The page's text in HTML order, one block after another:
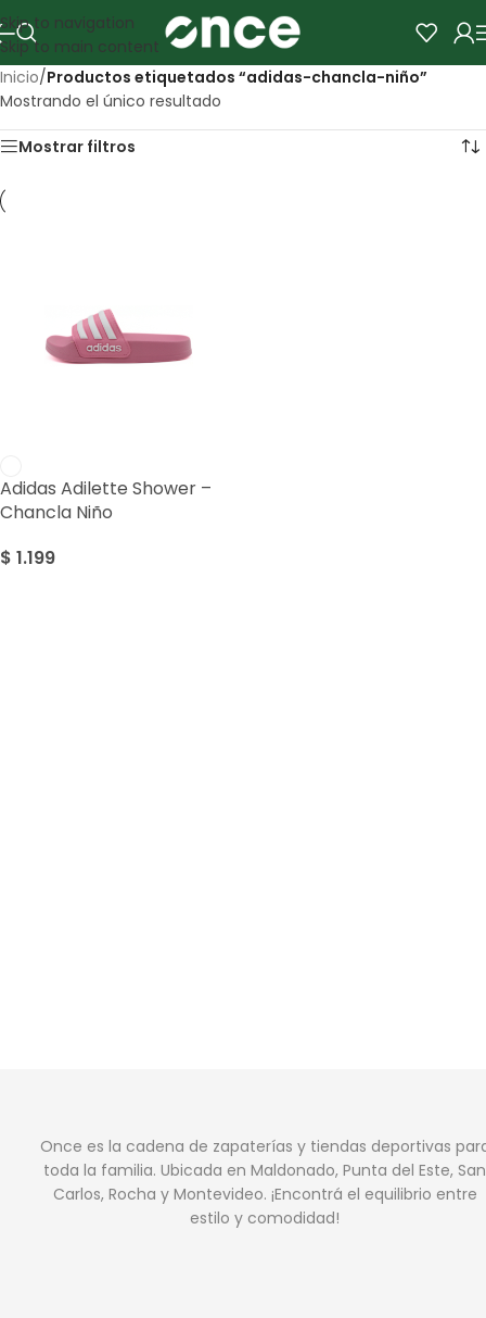
Skip to navigation
Skip to main content
Inicio/Productos etiquetados “adidas-chancla-niño”
Mostrando el único resultado
Mostrar filtros
Adidas Adilette Shower –
Chancla Niño
$ 1.199
Once es la cadena de zapaterías y tiendas deportivas
toda la familia. Ubicada en Maldonado, Punta del Este, San
Carlos, Rocha y Montevideo. ¡Encontrá el equilibrio entre
estilo y comodidad!